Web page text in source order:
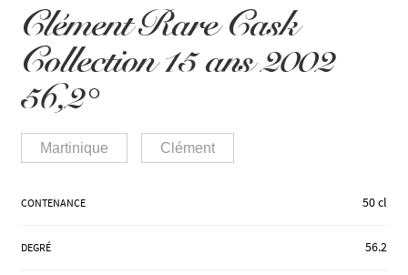
NOS RHUMS
WHISKIES & +
RÉGIONS
Clément Rare Cask
Collection 15 ans 2002
56,2°
Martinique Clément
CONTENANCE 50 cl
DEGRÉ 56.2